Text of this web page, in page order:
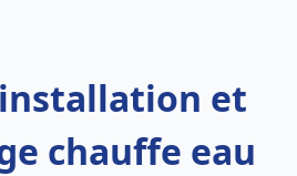
et
chauffe eau